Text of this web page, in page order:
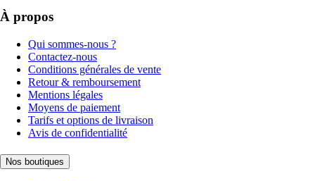
À propos
Qui sommes-nous ?
Contactez-nous
Conditions générales de vente
Retour & remboursement
Mentions légales
Moyens de paiement
Tarifs et options de livraison
Avis de confidentialité
Nos boutiques